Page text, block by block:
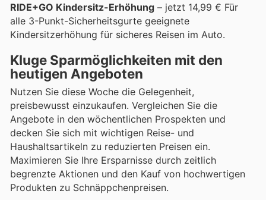
RIDE+GO Kindersitz-Erhöhung – jetzt 14,99 € Für
alle 3-Punkt-Sicherheitsgurte geeignete
Kindersitzerhöhung für sicheres Reisen im Auto.
Kluge Sparmöglichkeiten mit den
heutigen Angeboten
Nutzen Sie diese Woche die Gelegenheit,
preisbewusst einzukaufen. Vergleichen Sie die
Angebote in den wöchentlichen Prospekten und
decken Sie sich mit wichtigen Reise- und
Haushaltsartikeln zu reduzierten Preisen ein.
Maximieren Sie Ihre Ersparnisse durch zeitlich
begrenzte Aktionen und den Kauf von hochwertigen
Produkten zu Schnäppchenpreisen.